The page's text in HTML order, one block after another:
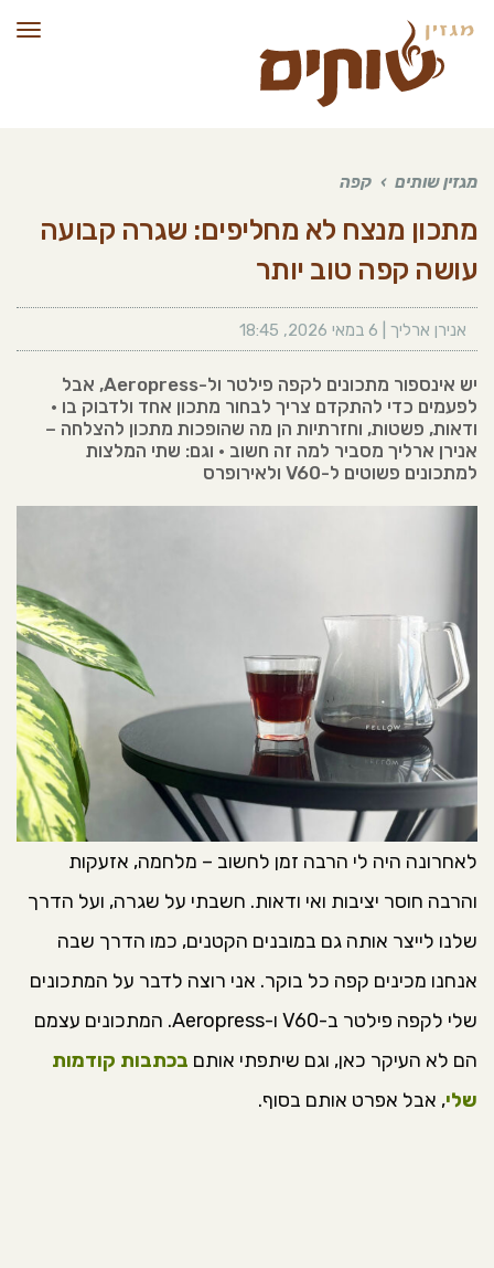
מגזין שותים › קפה
מתכון מנצח לא מחליפים: שגרה קבועה
עושה קפה טוב יותר
אנירן ארליך 6 במאי 2026 ,
18:45
יש אינספור מתכונים לקפה פילטר ול-Aeropress, אבל
לפעמים כדי להתקדם צריך לבחור מתכון אחד ולדבוק בו •
ודאות, פשטות, וחזרתיות הן מה שהופכות מתכון להצלחה –
אנירן ארליך מסביר למה זה חשוב • וגם: שתי המלצות
למתכונים פשוטים ל-V60 ולאירופרס
לאחרונה היה לי הרבה זמן לחשוב – מלחמה, אזעקות
והרבה חוסר יציבות ואי ודאות. חשבתי על שגרה, ועל הדרך
שלנו לייצר אותה גם במובנים הקטנים, כמו הדרך שבה
אנחנו מכינים קפה כל בוקר. אני רוצה לדבר על המתכונים
שלי לקפה פילטר ב-V60 ו-Aeropress. המתכונים עצמם
הם לא העיקר כאן, וגם שיתפתי אותם בכתבות קודמות
שלי, אבל אפרט אותם בסוף.